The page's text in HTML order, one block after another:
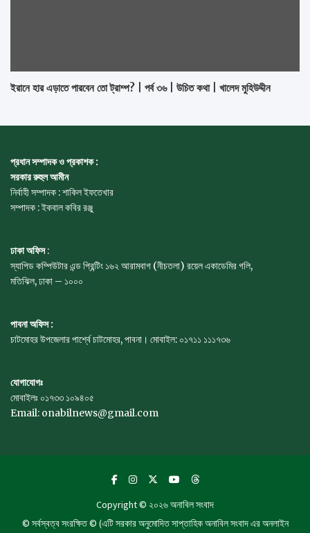
ইরানে হার এড়াতে পারবেন তো ট্রাম্প? | পর্ব ৩৬ | উচিত কথা | খালেদ মুহিউদ্দীন
প্রধান সম্পাদক ও প্রকাশক :
সরকার রুহুল আমীন
নির্বাহী সম্পাদক : শাকিল ইফতেখার
সম্পাদক : ইকবাল কবির রঞ্জু
ঢাকা অফিস:
স্যাপিড কম্পিউটার এন্ড প্রিন্টিং ১৬২ আরামবাগ (নীচতলা) রয়েল একাডেমির গলি,
মতিঝিল, ঢাকা – ১০০০
পাবনা অফিস :
চাটমোহর উপজেলার পার্শ্বে চাটমোহর, পাবনা। মোবাইল: ০১৭১১ ১১১৭৩৬
যোগাযোগঃ
মোবাইলঃ ০১৭৩৩ ১০৯৪০৫
Email: onabilnews@gmail.com
Copyright © ২০২৬অনাবিল সংবাদ
© সর্বস্বত্ব সংরক্ষিত © (এটি সরকার অনুমোদিত সাপ্তাহিক অনাবিল সংবাদ এর অনলাইন